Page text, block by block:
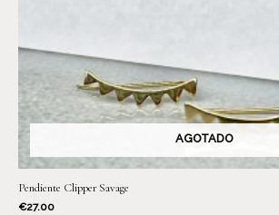
AGOTADO
Pendiente Clipper Savage
€27.00